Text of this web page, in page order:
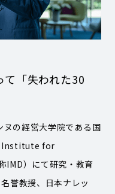
て「失われた30
の経営大学院である国
Institute for
）にて研究・教育
誉教授、日本ナレッ